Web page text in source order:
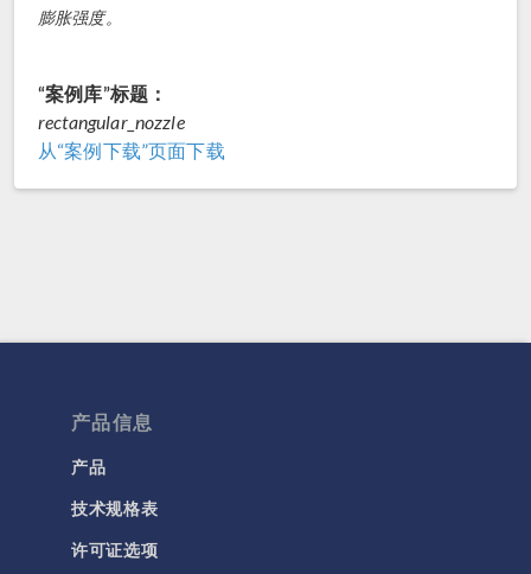
膨胀强度。
“案例库”标题：
rectangular_nozzle
从“案例下载”页面下载
产品信息
产品
技术规格表
许可证选项